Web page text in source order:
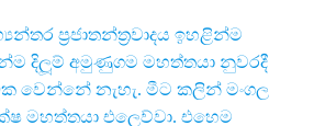
ප‍්‍රජාතන්ත‍්‍රවාදය ඉහළින්ම
දිලූම් අමුණුගම මහත්තයා නුවරදී
වෙන්නේ නැහැ. මීට කලින් මංගල
මහත්තයා එලෙව්වා. එහෙම